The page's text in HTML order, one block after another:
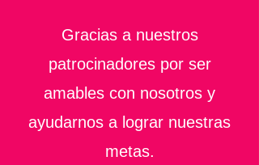
Gracias a nuestros
patrocinadores por ser
amables con nosotros y
ayudarnos a lograr nuestras
metas.